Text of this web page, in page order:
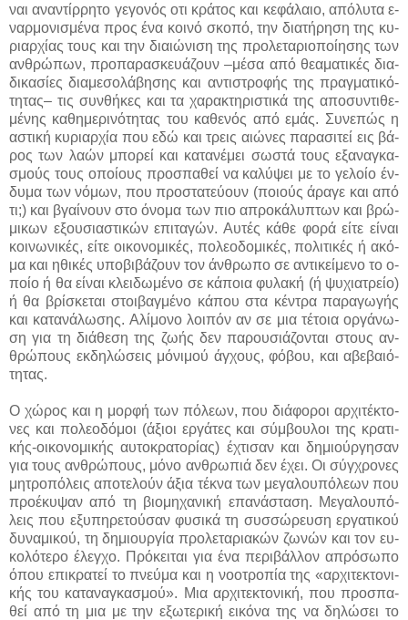
ναι α­να­ντίρ­ρη­το γε­γο­νός ο­τι κρά­τος και κε­φά­λαιο, α­πό­λυ­τα ε­
ναρ­μο­νι­σμέ­να προς έ­να κοι­νό σκο­πό, την δια­τή­ρη­ση της κυ­
ριαρ­χί­ας τους και την διαιώ­νι­ση της προ­λε­τα­ριο­ποί­η­σης των
αν­θρώ­πων, προ­πα­ρα­σκευά­ζουν –μέ­σα α­πό θε­α­μα­τι­κές δια­
δι­κα­σί­ες δια­με­σο­λά­βη­σης και α­ντι­στρο­φής της πραγ­μα­τι­κό­
τη­τας– τις συν­θή­κες και τα χα­ρα­κτη­ρι­στι­κά της α­πο­συ­ντι­θε­
μέ­νης κα­θη­με­ρι­νό­τη­τας του κα­θε­νός α­πό ε­μάς. Συ­νε­πώς η
α­στι­κή κυ­ριαρ­χί­α που ε­δώ και τρεις αιώ­νες πα­ρα­σι­τεί εις βά­
ρος των λα­ών μπο­ρεί και κα­τα­νέ­μει σω­στά τους ε­ξα­να­γκα­
σμούς τους ο­ποί­ους προ­σπα­θεί να κα­λύ­ψει με το γε­λοί­ο έν­
δυ­μα των νό­μων, που προ­στα­τεύ­ουν (ποιούς ά­ρα­γε και α­πό
τι;) και βγαί­νουν στο ό­νο­μα των πιο α­προ­κά­λυ­πτων και βρώ­
μι­κων ε­ξου­σια­στι­κών ε­πι­τα­γών. Αυ­τές κά­θε φο­ρά εί­τε εί­ναι
κοι­νω­νι­κές, εί­τε οι­κο­νο­μι­κές, πο­λε­ο­δο­μι­κές, πο­λι­τι­κές ή α­κό­
μα και η­θι­κές υ­πο­βι­βά­ζουν τον άν­θρω­πο σε α­ντι­κεί­με­νο το ο­
ποί­ο ή θα εί­ναι κλει­δω­μέ­νο σε κά­ποια φυ­λα­κή (ή ψυ­χια­τρεί­ο)
ή θα βρί­σκε­ται στοι­βαγ­μέ­νο κά­που στα κέ­ντρα πα­ρα­γω­γής
και κα­τα­νά­λω­σης. Α­λί­μο­νο λοι­πόν αν σε μια τέ­τοια ορ­γά­νω­
ση για τη διά­θε­ση της ζω­ής δεν πα­ρου­σιά­ζο­νται στους αν­
θρώ­πους εκ­δη­λώ­σεις μό­νι­μού άγ­χους, φό­βου, και α­βε­βαιό­
τη­τας.
Ο χώ­ρος και η μορ­φή των πό­λε­ων, που διά­φο­ροι αρ­χι­τέ­κτο­
νες και πο­λε­ο­δό­μοι (ά­ξιοι ερ­γά­τες και σύμ­βου­λοι της κρα­τι­
κής-οι­κο­νο­μι­κής αυ­το­κρα­το­ρί­ας) έ­χτι­σαν και δη­μιούρ­γη­σαν
για τους αν­θρώ­πους, μό­νο αν­θρω­πιά δεν έ­χει. Οι σύγ­χρο­νες
μη­τρο­πό­λεις α­πο­τε­λούν ά­ξια τέ­κνα των με­γα­λου­πό­λε­ων που
προ­έ­κυ­ψαν α­πό τη βιο­μη­χα­νι­κή ε­πα­νά­στα­ση. Με­γα­λου­πό­
λεις που ε­ξυ­πη­ρε­τού­σαν φυ­σι­κά τη συσ­σώ­ρευ­ση ερ­γα­τι­κού
δυ­να­μι­κού, τη δη­μιουρ­γί­α προ­λε­τα­ρια­κών ζω­νών και τον ευ­
κο­λό­τε­ρο έ­λεγ­χο. Πρό­κει­ται για έ­να πε­ρι­βάλ­λον α­πρό­σω­πο
ό­που ε­πι­κρα­τεί το πνεύ­μα και η νο­ο­τρο­πί­α της «αρ­χι­τε­κτο­νι­
κής του κα­τα­να­γκα­σμού». Μια αρ­χι­τε­κτο­νι­κή, που προ­σπα­
θεί α­πό τη μια με την ε­ξω­τε­ρι­κή ει­κό­να της να δη­λώ­σει το